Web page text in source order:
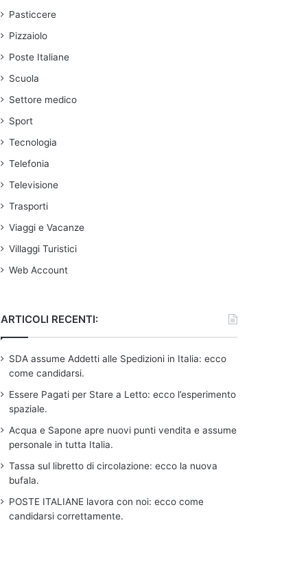
Pasticcere
Pizzaiolo
Poste Italiane
Scuola
Settore medico
Sport
Tecnologia
Telefonia
Televisione
Trasporti
Viaggi e Vacanze
Villaggi Turistici
Web Account
ARTICOLI RECENTI:
SDA assume Addetti alle Spedizioni in Italia: ecco
come candidarsi.
Essere Pagati per Stare a Letto: ecco l’esperimento
spaziale.
Acqua e Sapone apre nuovi punti vendita e assume
personale in tutta Italia.
Tassa sul libretto di circolazione: ecco la nuova
bufala.
POSTE ITALIANE lavora con noi: ecco come
candidarsi correttamente.